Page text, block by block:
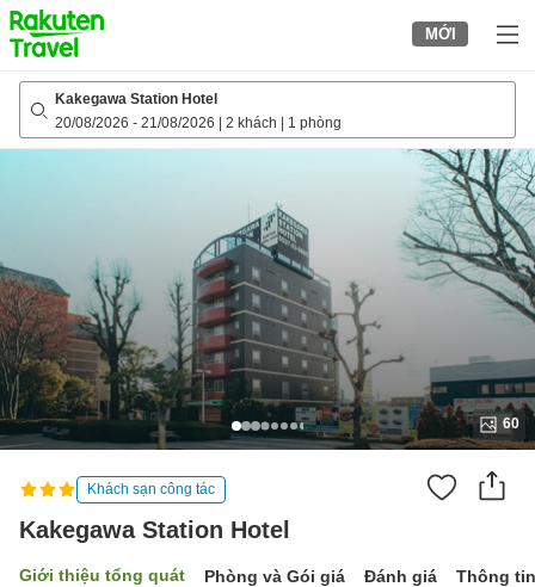
to
top
page
MỚI
Kakegawa Station Hotel
20/08/2026 - 21/08/2026 2 khách 1 phòng
60
Khách sạn công tác
Kakegawa Station Hotel
Giới thiệu tổng quát Phòng và Gói giá Đánh giá Thông